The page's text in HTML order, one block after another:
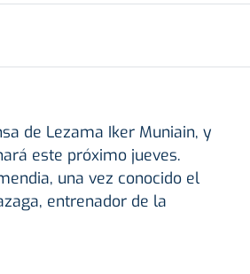
de Lezama Iker Muniain, y
este próximo jueves.
una vez conocido el
entrenador de la